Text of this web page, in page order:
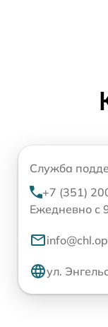
Служба
+7 (351)
Ежедневно с
ул.